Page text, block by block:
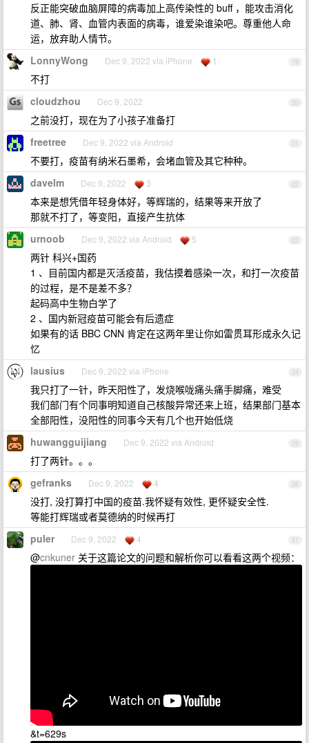
反正能突破血脑屏障的病毒加上高传染性的 buff ，能攻击消化
道、肺、肾、血管内表面的病毒，谁爱染谁染吧。尊重他人命
运，放弃助人情节。
19
LonnyWong Dec 9, 2022 via iPhone 1
不打
20
cloudzhou Dec 9, 2022
之前没打，现在为了小孩子准备打
21
freetree Dec 9, 2022 via Android
不要打，疫苗有纳米石墨希，会堵血管及其它种种。
22
davelm Dec 9, 2022 3
本来是想凭借年轻身体好，等辉瑞的，结果等来开放了
那就不打了，等变阳，直接产生抗体
23
urnoob Dec 9, 2022 via Android 5
两针 科兴+国药
1 、目前国内都是灭活疫苗，我估摸着感染一次，和打一次疫苗
的过程，是不是差不多？
起码高中生物白学了
2 、国内新冠疫苗可能会有后遗症
如果有的话 BBC CNN 肯定在这两年里让你如雷贯耳形成永久记
忆
24
lausius Dec 9, 2022 via iPhone
我只打了一针，昨天阳性了，发烧喉咙痛头痛手脚痛，难受
我们部门有个同事明知道自己核酸异常还来上班，结果部门基本
全部阳性，没阳性的同事今天有几个也开始低烧
25
huwangguijiang Dec 9, 2022 via Android
打了两针。。。
26
gefranks Dec 9, 2022 4
没打, 没打算打中国的疫苗.我怀疑有效性, 更怀疑安全性.
等能打辉瑞或者莫德纳的时候再打
27
puler Dec 9, 2022 4
@cnkuner 关于这篇论文的问题和解析你可以看看这两个视频：
&t=629s